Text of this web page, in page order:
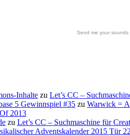
Send me your sounds
Inhalte zu Let’s CC –
5 Gewinnspiel #35 zu Warwick =
2013
zu Let’s CC – Suchmaschine für
Adventskalender 2015 Tür 22